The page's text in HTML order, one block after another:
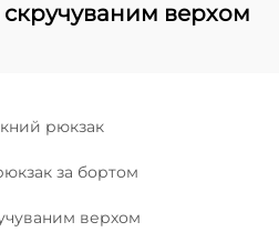
скручуваним верхом
рюкзак
за бортом
верхом